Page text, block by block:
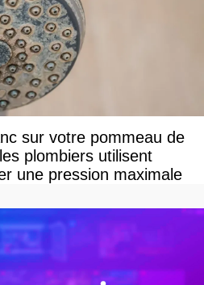
sur votre pommeau de
plombiers utilisent
une pression maximale